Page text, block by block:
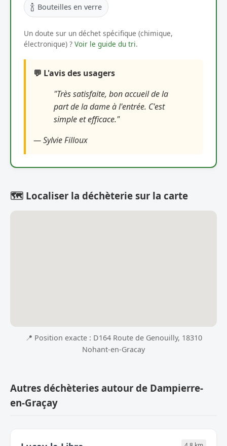
🍾 Bouteilles en verre
Un doute sur un déchet spécifique (chimique,
électronique) ? Voir le guide du tri.
💬 L'avis des usagers
"Très satisfaite, bon accueil de la
part de la dame à l'entrée. C'est
simple et efficace."
— Sylvie Filloux
🗺️ Localiser la déchèterie sur la carte
📍 Position exacte : D164 Route de Genouilly, 18310
Nohant-en-Gracay
Autres déchèteries autour de Dampierre-
en-Graçay